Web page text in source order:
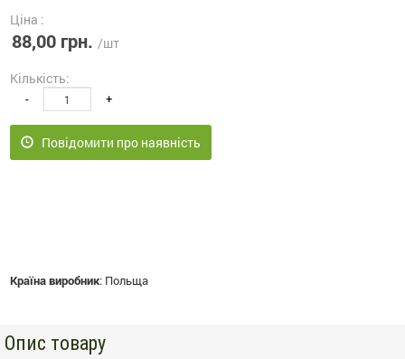
Ціна :
88,00 грн. /шт
Кількість:
- +
Повідомити про наявність
Країна виробник: Польща
Опис товару